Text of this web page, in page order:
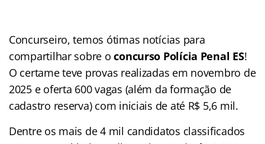
Concurseiro, temos ótimas notícias para
compartilhar sobre o concurso Polícia Penal ES!
O certame teve provas realizadas em novembro de
2025 e oferta 600 vagas (além da formação de
cadastro reserva) com iniciais de até R$ 5,6 mil.
Dentre os mais de 4 mil candidatos classificados